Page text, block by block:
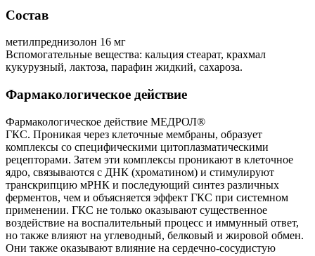
Состав
метилпреднизолон 16 мг
Вспомогательные вещества: кальция стеарат, крахмал
кукурузный, лактоза, парафин жидкий, сахароза.
Фармакологическое действие
Фармакологическое действие МЕДРОЛ®
ГКС. Проникая через клеточные мембраны, образует
комплексы со специфическими цитоплазматическими
рецепторами. Затем эти комплексы проникают в клеточное
ядро, связываются с ДНК (хроматином) и стимулируют
транскрипцию мРНК и последующий синтез различных
ферментов, чем и объясняется эффект ГКС при системном
применении. ГКС не только оказывают существенное
воздействие на воспалительный процесс и иммунный ответ,
но также влияют на углеводный, белковый и жировой обмен.
Они также оказывают влияние на сердечно-сосудистую